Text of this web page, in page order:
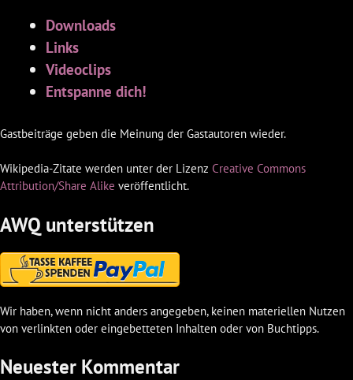
Downloads
Links
Videoclips
Entspanne dich!
Gastbeiträge geben die Meinung der Gastautoren wieder.
Wikipedia-Zitate werden unter der Lizenz Creative Commons
Attribution/Share Alike veröffentlicht.
AWQ unterstützen
Wir haben, wenn nicht anders angegeben, keinen materiellen Nutzen
von verlinkten oder eingebetteten Inhalten oder von Buchtipps.
Neuester Kommentar